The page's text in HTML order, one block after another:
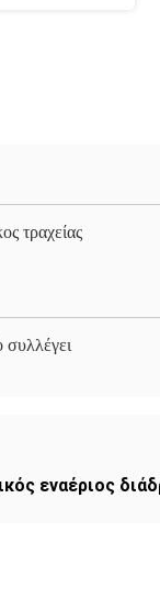
τραχείας
συλλέγει
εναέριος